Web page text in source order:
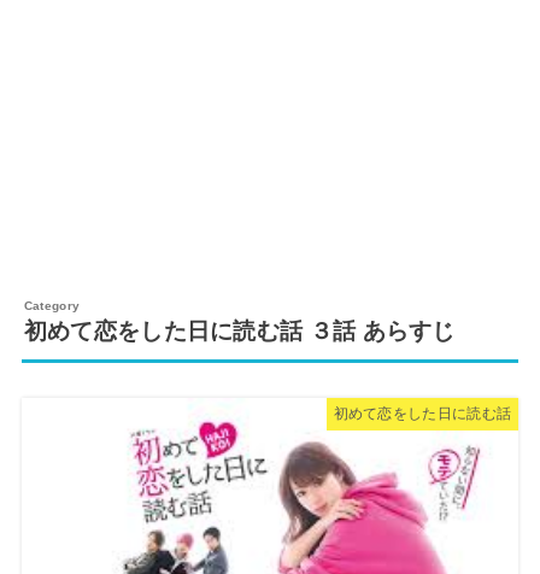
初めて恋をした日に読む話 ３話 あらすじ
初めて恋をした日に読む話